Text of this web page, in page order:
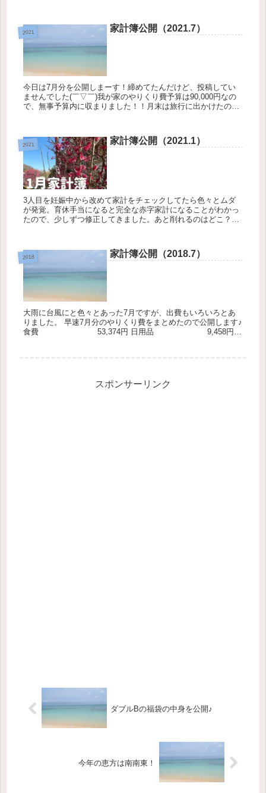
2021 家計簿公開（2021.7）
今日は7月分を公開しまーす！締めてたんだけど、投稿してい
ませんでした(￣▽￣)我が家のやりくり費予算は90,000円なの
で、無事予算内に収まりました！！月末は旅行に出かけたの
2021 家計簿公開（2021.1）
3人目を妊娠中から改めて家計をチェックしてたら色々とムダ
が発覚。育休手当になると完全な赤字家計になることがわかっ
たので、少しずつ修正してきました。あと削れるのはどこ？っ
2018 家計簿公開（2018.7）
大雨に台風にと色々とあった7月ですが、出費もいろいろとあ
りました。 早速7月分のやりくり費をまとめたので公開します♪
食費 53,374円 日用品 9,458円
スポンサーリンク
ダブルBの福袋の中身を公開♪
今年の恵方は南南東！